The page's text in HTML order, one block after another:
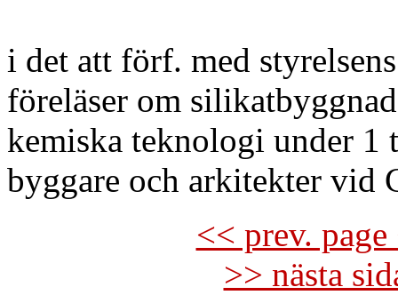
i det att förf. med
föreläser om
kemiska teknologi under 1
byggare och arkitekter vid
<< prev.
>> nästa